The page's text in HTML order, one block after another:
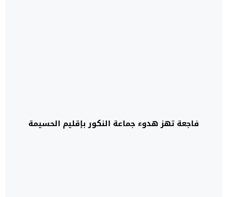
فاجعة تهز هدوء جماعة النكور بإقليم الحسيمة